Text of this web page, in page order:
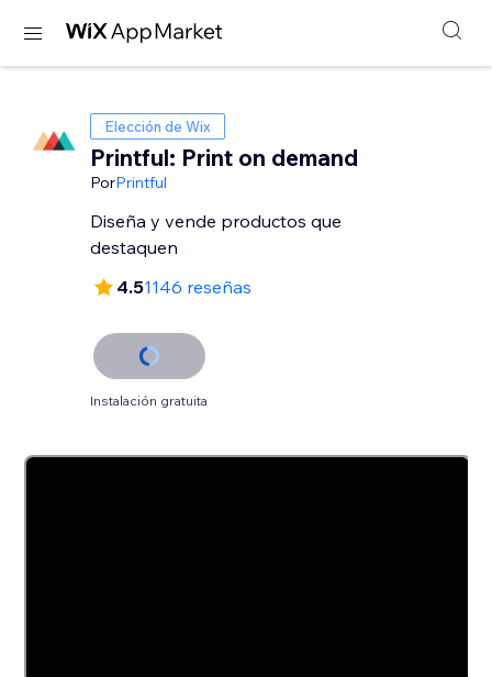
Elección de Wix
Printful: Print on demand
PorPrintful
Diseña y vende productos que
destaquen
4.51146 reseñas
Instalación gratuita